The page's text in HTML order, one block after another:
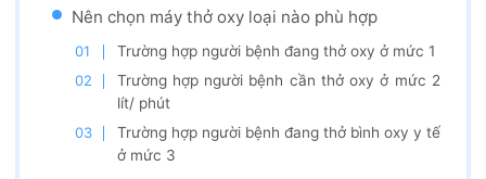
Nên chọn máy thở oxy loại nào phù hợp
Trường hợp người bệnh đang thở oxy ở mức 1
Trường hợp người bệnh cần thở oxy ở mức 2
lít/ phút
Trường hợp người bệnh đang thở bình oxy y tế
ở mức 3